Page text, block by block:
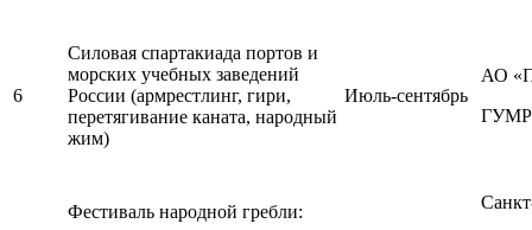
6
Силовая спартакиада портов и
морских учебных заведений
России (армрестлинг, гири,
перетягивание каната, народный
жим)
Июль-сентябрь
АО
Фестиваль народной гребли: